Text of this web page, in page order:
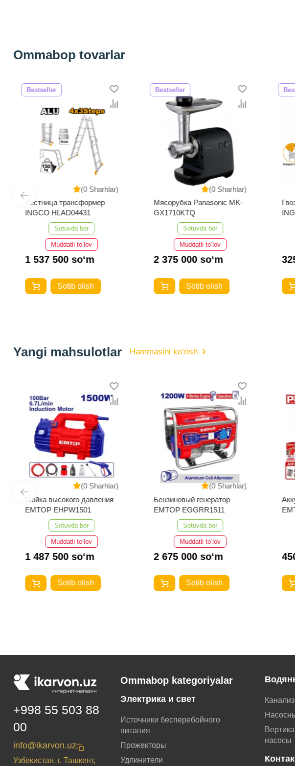
Ommabop tovarlar
(0 Sharhlar)
Bestseller
Лестница трансформер
INGCO HLAD04431
Sotuvda bor
Muddatli to‘lov
1 537 500 so‘m
Sotib olish
(0 Sharhlar)
Bestseller
Мясорубка Panasonic MK-
GX1710KTQ
Sotuvda bor
Muddatli to‘lov
2 375 000 so‘m
Sotib olish
Yangi mahsulotlar Hammasini ko‘rish
(0 Sharhlar)
Мойка высокого давления
EMTOP EHPW1501
Sotuvda bor
Muddatli to‘lov
1 487 500 so‘m
Sotib olish
(0 Sharhlar)
Бензиновый генератор
EMTOP EGGRR1511
Sotuvda bor
Muddatli to‘lov
2 675 000 so‘m
Sotib olish
+998 55 503 88
00
info@ikarvon.uz
Узбекистан, г. Ташкент,
Ommabop kategoriyalar
Электрика и свет
Источники бесперебойного
питания
Прожекторы
Удлинители
насосы